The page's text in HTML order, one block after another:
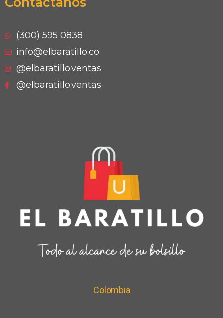
(300) 595 0838
info@elbaratillo.co
@elbaratillo.ventas
@elbaratillo.ventas
Colombia